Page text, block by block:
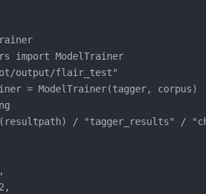
import ModelTrainer
output/flair_test"
= ModelTrainer(tagger, corpus)
/ "tagger_results" /